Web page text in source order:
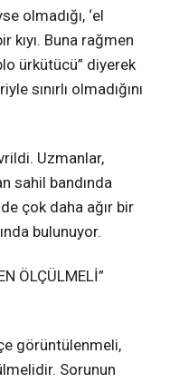
olmadığı, ‘el
kıyı. Buna rağmen
ürkütücü” diyerek
sınırlı olmadığını
Uzmanlar,
sahil bandında
çok daha ağır bir
bulunuyor.
ÖLÇÜLMELİ”
görüntülenmeli,
Sorunun